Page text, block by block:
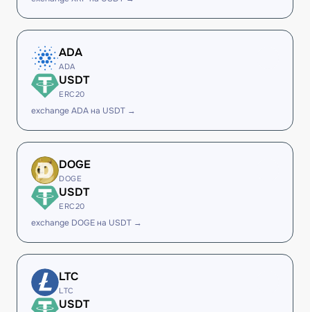
ADA
ADA
USDT
ERC20
exchange ADA на USDT →
DOGE
DOGE
USDT
ERC20
exchange DOGE на USDT →
LTC
LTC
USDT